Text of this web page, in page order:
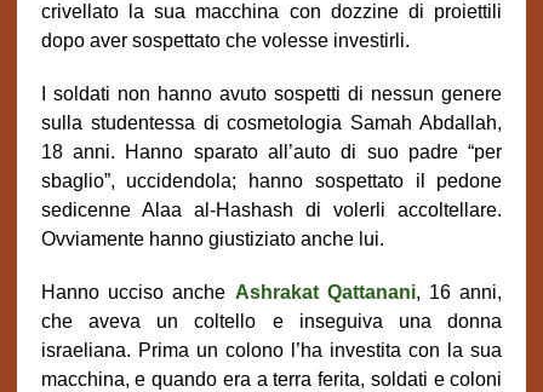
crivellato la sua macchina con dozzine di proiettili
dopo aver sospettato che volesse investirli.
I soldati non hanno avuto sospetti di nessun genere
sulla studentessa di cosmetologia Samah Abdallah,
18 anni. Hanno sparato all’auto di suo padre “per
sbaglio”, uccidendola; hanno sospettato il pedone
sedicenne Alaa al-Hashash di volerli accoltellare.
Ovviamente hanno giustiziato anche lui.
Hanno ucciso anche Ashrakat Qattanani, 16 anni,
che aveva un coltello e inseguiva una donna
israeliana. Prima un colono l’ha investita con la sua
macchina, e quando era a terra ferita, soldati e coloni